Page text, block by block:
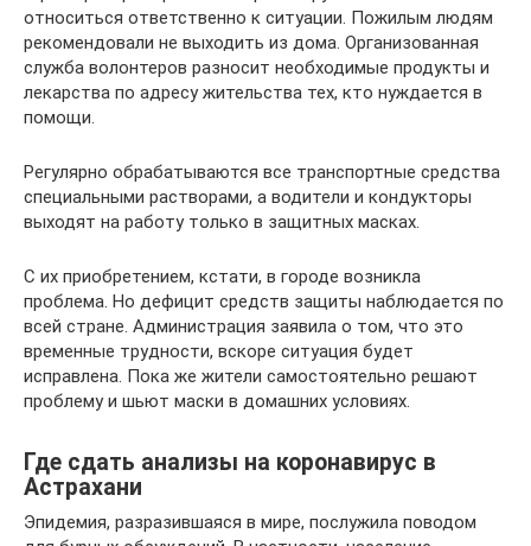
относиться ответственно к ситуации. Пожилым людям
рекомендовали не выходить из дома. Организованная
служба волонтеров разносит необходимые продукты и
лекарства по адресу жительства тех, кто нуждается в
помощи.
Регулярно обрабатываются все транспортные средства
специальными растворами, а водители и кондукторы
выходят на работу только в защитных масках.
С их приобретением, кстати, в городе возникла
проблема. Но дефицит средств защиты наблюдается по
всей стране. Администрация заявила о том, что это
временные трудности, вскоре ситуация будет
исправлена. Пока же жители самостоятельно решают
проблему и шьют маски в домашних условиях.
Где сдать анализы на коронавирус в
Астрахани
Эпидемия, разразившаяся в мире, послужила поводом